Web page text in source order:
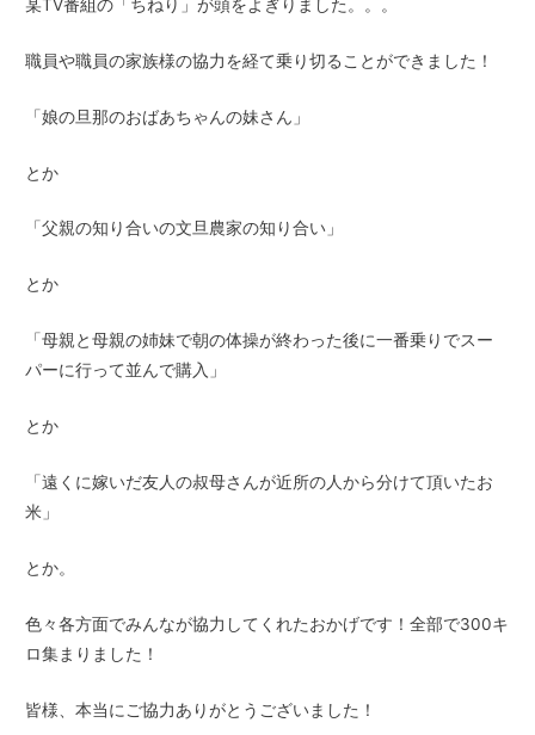
某TV番組の「ちねり」が頭をよぎりました。。。
職員や職員の家族様の協力を経て乗り切ることができました！
「娘の旦那のおばあちゃんの妹さん」
とか
「父親の知り合いの文旦農家の知り合い」
とか
「母親と母親の姉妹で朝の体操が終わった後に一番乗りでスー
パーに行って並んで購入」
とか
「遠くに嫁いだ友人の叔母さんが近所の人から分けて頂いたお
米」
とか。
色々各方面でみんなが協力してくれたおかげです！全部で300キ
ロ集まりました！
皆様、本当にご協力ありがとうございました！